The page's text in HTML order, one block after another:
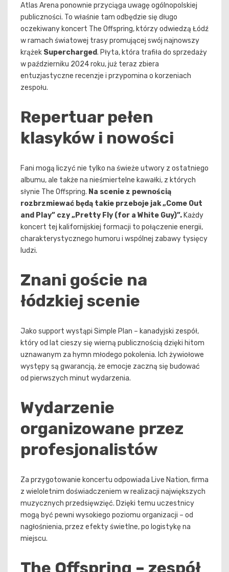
Atlas Arena ponownie przyciąga uwagę ogólnopolskiej
publiczności. To właśnie tam odbędzie się długo
oczekiwany koncert The Offspring, którzy odwiedzą Łódź
w ramach światowej trasy promującej swój najnowszy
krążek Supercharged. Płyta, która trafiła do sprzedaży
w październiku 2024 roku, już teraz zbiera
entuzjastyczne recenzje i przypomina o korzeniach
zespołu.
Repertuar pełen
klasyków i nowości
Fani mogą liczyć nie tylko na świeże utwory z ostatniego
albumu, ale także na nieśmiertelne kawałki, z których
słynie The Offspring. Na scenie z pewnością
rozbrzmiewać będą takie przeboje jak „Come Out
and Play” czy „Pretty Fly (for a White Guy)”. Każdy
koncert tej kalifornijskiej formacji to połączenie energii,
charakterystycznego humoru i wspólnej zabawy tysięcy
ludzi.
Znani goście na
łódzkiej scenie
Jako support wystąpi Simple Plan – kanadyjski zespół,
który od lat cieszy się wierną publicznością dzięki hitom
uznawanym za hymn młodego pokolenia. Ich żywiołowe
występy są gwarancją, że emocje zaczną się budować
od pierwszych minut wydarzenia.
Wydarzenie
organizowane przez
profesjonalistów
Za przygotowanie koncertu odpowiada Live Nation, firma
z wieloletnim doświadczeniem w realizacji największych
muzycznych przedsięwzięć. Dzięki temu uczestnicy
mogą być pewni wysokiego poziomu organizacji – od
nagłośnienia, przez efekty świetlne, po logistykę na
miejscu.
The Offspring – zespół